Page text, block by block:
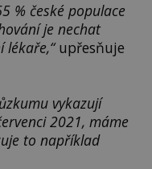
% české populace
je nechat
lékaře,“upřesňuje
vykazují
2021, máme
to například